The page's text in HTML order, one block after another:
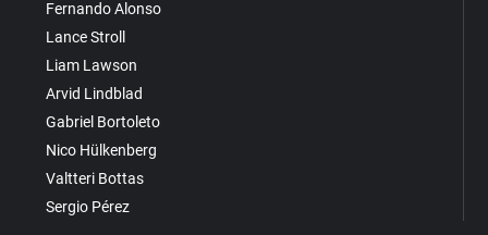
Fernando Alonso
Lance Stroll
Liam Lawson
Arvid Lindblad
Gabriel Bortoleto
Nico Hülkenberg
Valtteri Bottas
Sergio Pérez